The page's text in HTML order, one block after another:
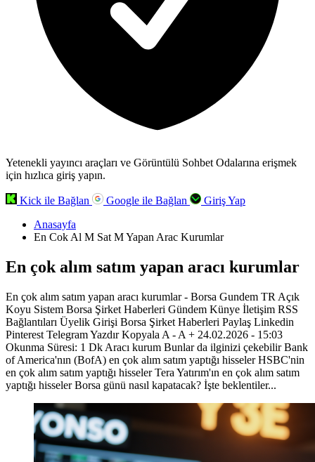
Yetenekli yayıncı araçları ve Görüntülü Sohbet Odalarına erişmek
için hızlıca giriş yapın.
Kick ile Bağlan Google ile Bağlan
Giriş Yap
Anasayfa
En Cok Al M Sat M Yapan Arac Kurumlar
En çok alım satım yapan aracı kurumlar
En çok alım satım yapan aracı kurumlar - Borsa Gundem TR Açık
Koyu Sistem Borsa Şirket Haberleri Gündem Künye İletişim RSS
Bağlantıları Üyelik Girişi Borsa Şirket Haberleri Paylaş Linkedin
Pinterest Telegram Yazdır Kopyala A - A + 24.02.2026 - 15:03
Okunma Süresi: 1 Dk Aracı kurum Bunlar da ilginizi çekebilir Bank
of America'nın (BofA) en çok alım satım yaptığı hisseler HSBC'nin
en çok alım satım yaptığı hisseler Tera Yatırım'ın en çok alım satım
yaptığı hisseler Borsa günü nasıl kapatacak? İşte beklentiler...